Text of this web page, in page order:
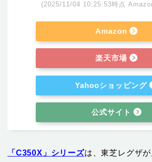
(2025/11/04 10:25:53時点
Amazon
楽天市場
Yahooショッピング
公式サイト
「C350X」シリーズは、東芝レグザ